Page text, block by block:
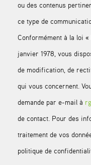
ou des contenus
ce type de
Conformément à la loi
janvier 1978, vous
de modification, de
qui vous concernent.
demande par e-mail à
de contact. Pour des
traitement de vos
politique de